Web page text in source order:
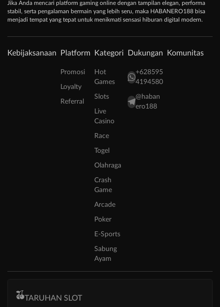
Jika Anda mencari platform gaming online dengan tampilan elegan, performa
stabil, serta pengalaman bermain yang lebih seru, maka HABANERO188 bisa
menjadi tempat yang tepat untuk menikmati sensasi hiburan digital modern.
Kebijaksanaan Platform
Promosi
Loyalty
Referral
Kategori
Hot
Games
Slots
Live
Casino
Race
Togel
Olahraga
Crash
Game
Arcade
Poker
E-Sports
Sabung
Ayam
Dukungan
+628595
4194580
@haban
ero188
Komunitas
TARUHAN SLOT